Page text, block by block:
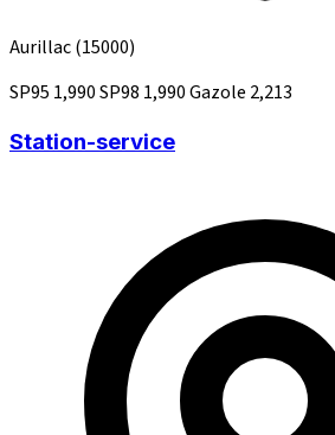
Aurillac(15000)
SP95 1,990SP98 1,990Gazole 2,213
Station-service